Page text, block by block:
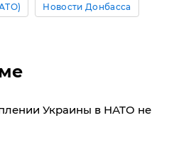
Новости Донбасса
Украины в НАТО не